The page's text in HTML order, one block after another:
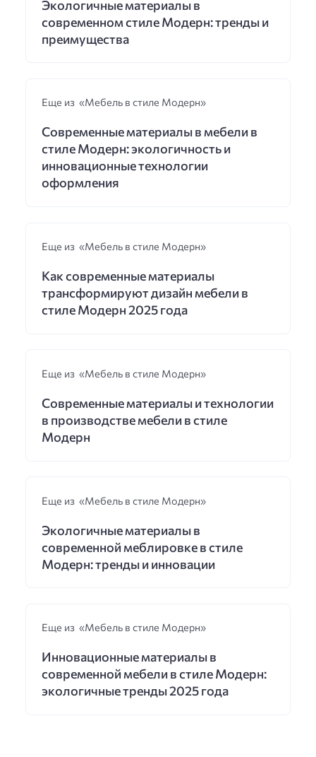
Экологичные материалы в
современном стиле Модерн: тренды и
преимущества
Еще из «Мебель в стиле Модерн»
Современные материалы в мебели в
стиле Модерн: экологичность и
инновационные технологии
оформления
Еще из «Мебель в стиле Модерн»
Как современные материалы
трансформируют дизайн мебели в
стиле Модерн 2025 года
Еще из «Мебель в стиле Модерн»
Современные материалы и технологии
в производстве мебели в стиле
Модерн
Еще из «Мебель в стиле Модерн»
Экологичные материалы в
современной меблировке в стиле
Модерн: тренды и инновации
Еще из «Мебель в стиле Модерн»
Инновационные материалы в
современной мебели в стиле Модерн:
экологичные тренды 2025 года